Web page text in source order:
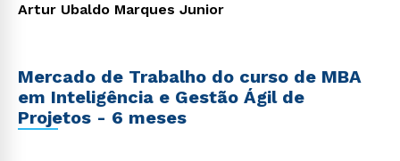
Artur Ubaldo Marques Junior
Mercado de Trabalho do curso de MBA
em Inteligência e Gestão Ágil de
Projetos - 6 meses